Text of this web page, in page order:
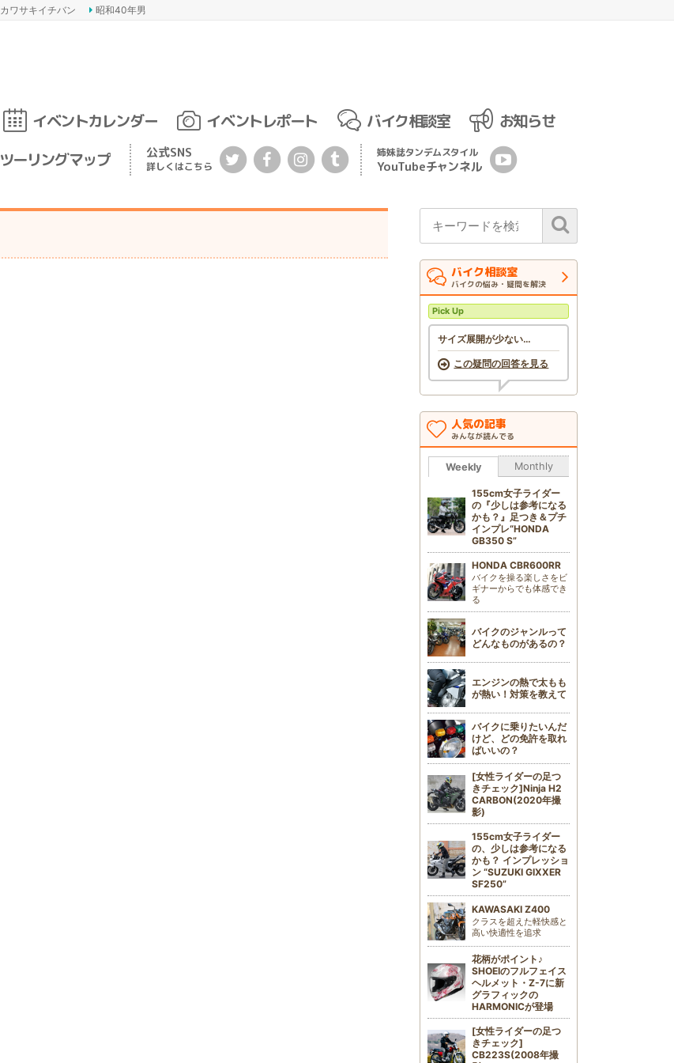
カワサキイチバン
昭和40年男
イベントカレンダー イベントレポート バイク相談室
お知らせ
ツーリングマップ 公式SNS
詳しくはこちら
姉妹誌タンデムスタイル
YouTubeチャンネル
バイク相談室
バイクの悩み・疑問を解決
Pick Up
サイズ展開が少ない…
この疑問の回答を見る
人気の記事
みんなが読んでる
Weekly Monthly
155cm女子ライダー
の『少しは参考になる
かも？』足つき＆プチ
インプレ“HONDA
GB350 S”
HONDA CBR600RR
バイクを操る楽しさをビ
ギナーからでも体感でき
る
バイクのジャンルって
どんなものがあるの？
エンジンの熱で太もも
が熱い！対策を教えて
バイクに乗りたいんだ
けど、どの免許を取れ
ばいいの？
[女性ライダーの足つ
きチェック]Ninja H2
CARBON(2020年撮
影)
155cm女子ライダー
の、少しは参考になる
かも？ インプレッショ
ン “SUZUKI GIXXER
SF250”
KAWASAKI Z400
クラスを超えた軽快感と
高い快適性を追求
花柄がポイント♪
SHOEIのフルフェイス
ヘルメット・Z-7に新
グラフィックの
HARMONICが登場
[女性ライダーの足つ
きチェック]
CB223S(2008年撮